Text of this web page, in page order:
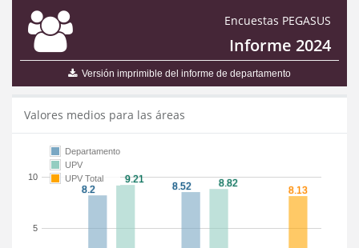
Encuestas PEGASUS
Informe 2024
Versión imprimible del informe de departamento
Valores medios para las áreas
5
10
Departamento
UPV
UPV Total